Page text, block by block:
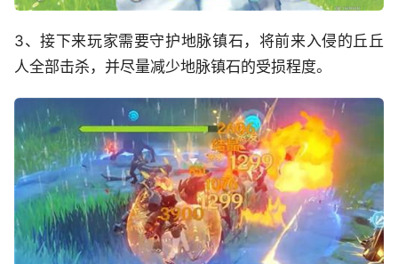
3、接下来玩家需要守护地脉镇石，将前来入侵的丘丘
人全部击杀，并尽量减少地脉镇石的受损程度。